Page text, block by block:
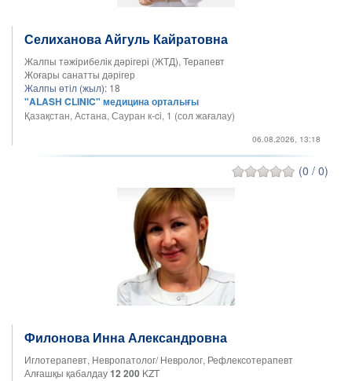
Селиханова Айгуль Кайратовна
Жалпы тәжірибелік дәрігері (ЖТД), Терапевт
Жоғары санатты дәрігер
Жалпы өтіл (жыл): 18
"ALASH CLINIC" медицина орталығы
Қазақстан, Астана, Сауран к-ci, 1 (сол жағалау)
06.08.2026, 13:18
(0 / 0)
Филонова Инна Александровна
Иглотерапевт, Невропатолог/ Невролог, Рефлексотерапевт
Алғашқы қабалдау12 200 KZT